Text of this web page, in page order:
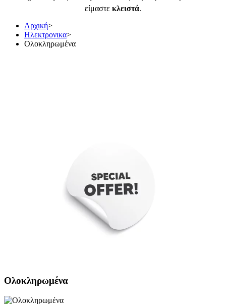
είμαστε κλειστά.
Αρχική>
Ηλεκτρονικα>
Ολοκληρωμένα
Ολοκληρωμένα